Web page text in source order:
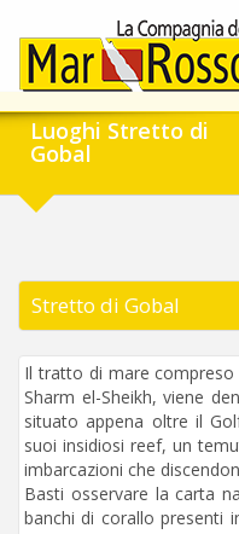
Luoghi Stretto di
Gobal
Stretto di Gobal
Il tratto di mare
Sharm el-Sheikh, viene
situato appena oltre il
suoi insidiosi reef, un
imbarcazioni che
Basti osservare la carta
banchi di corallo presenti